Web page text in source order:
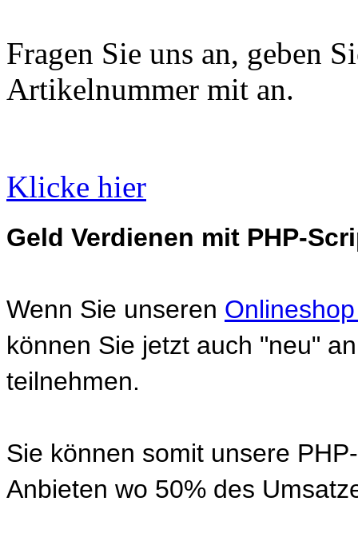
Fragen Sie uns an, geben
Artikelnummer mit an.
Klicke hier
Geld Verdienen mit PHP-
Wenn Sie unseren
können Sie jetzt auch "neu"
teilnehmen.
Sie können somit unsere
Anbieten wo 50% des